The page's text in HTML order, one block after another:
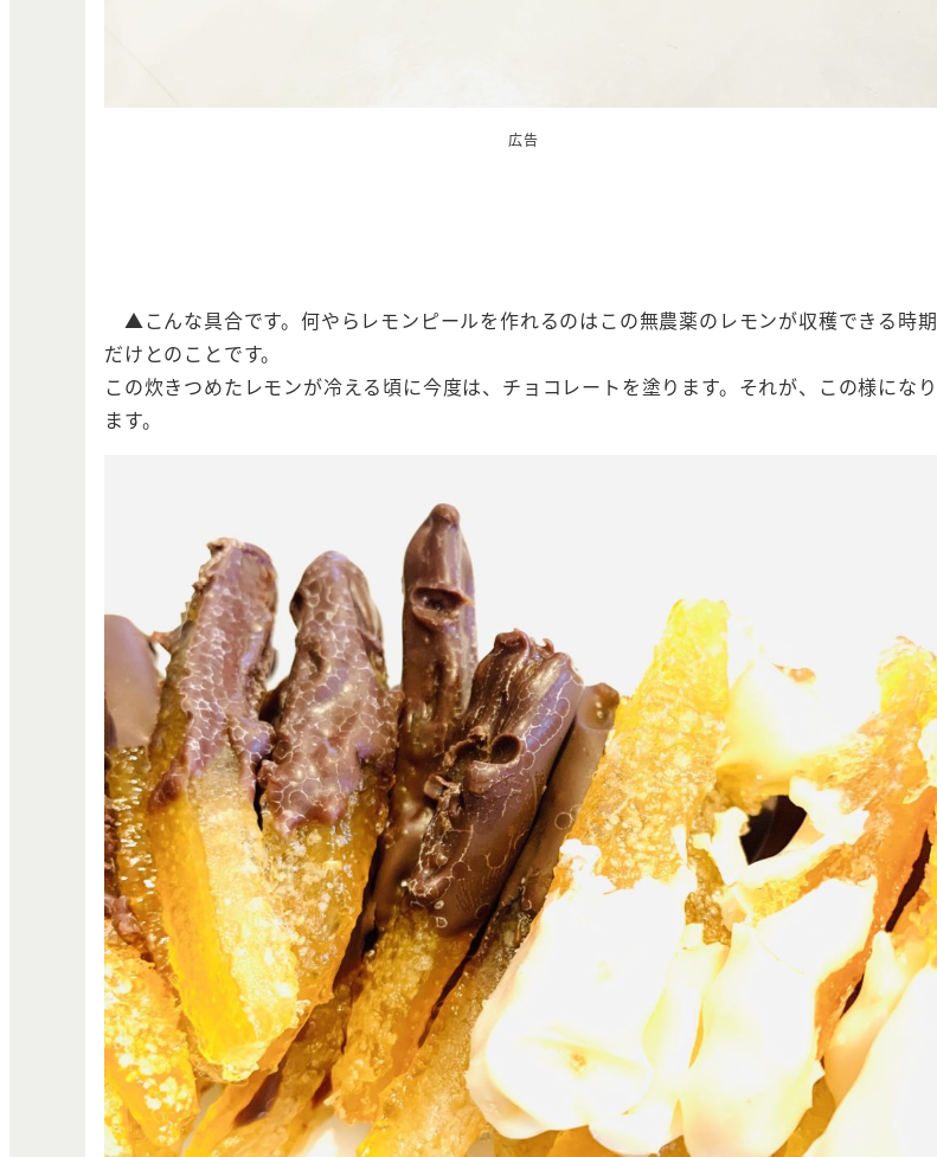
広告
▲こんな具合です。何やらレモンピールを作れるのはこの無農薬のレモンが収穫できる時期
だけとのことです。
この炊きつめたレモンが冷える頃に今度は、チョコレートを塗ります。それが、この様になり
ます。